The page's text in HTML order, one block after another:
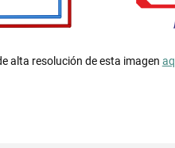
alta resolución de esta imagen